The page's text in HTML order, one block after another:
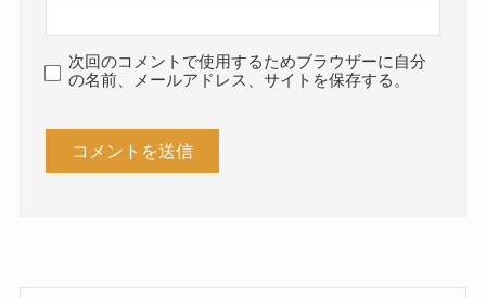
次回のコメントで使用するためブラウザーに自分
の名前、メールアドレス、サイトを保存する。